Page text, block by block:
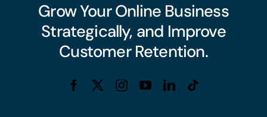
Grow Your Online Business
Strategically, and Improve
Customer Retention.